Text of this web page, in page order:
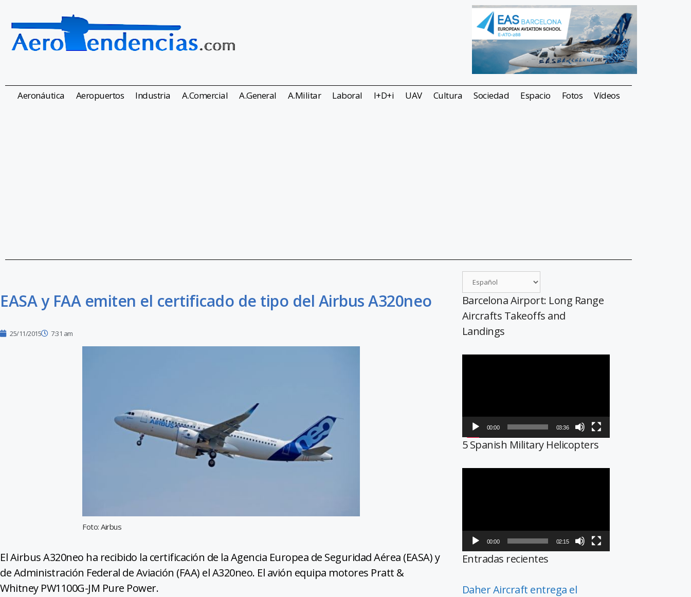
Aeronáutica Aeropuertos Industria A.Comercial A.General A.Militar Laboral I+D+i UAV Cultura Sociedad Espacio Fotos Vídeos
EASA y FAA emiten el certificado de tipo del Airbus A320neo
25/11/2015 7:31 am
Foto: Airbus
El Airbus A320neo ha recibido la certificación de la Agencia Europea de Seguridad Aérea (EASA) y
de Administración Federal de Aviación (FAA) el A320neo. El avión equipa motores Pratt &
Whitney PW1100G-JM Pure Power.
Barcelona Airport: Long Range
Aircrafts Takeoffs and
Landings
00:00 03:36
5 Spanish Military Helicopters
00:00 02:15
Entradas recientes
Daher Aircraft entrega el